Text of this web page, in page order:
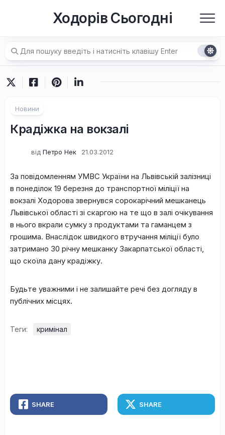
Ходорів Сьогодні
Новини
Крадіжка на вокзалі
від Петро Нек 21.03.2012
За повідомленням УМВС України на Львівській залізниці
в понеділок 19 березня до транспортної міліції на
вокзалі Ходорова звернувся сорокарічний мешканець
Львівської області зі скаргою на те що в залі очікування
в нього вкрали сумку з продуктами та гаманцем з
грошима. Внаслідок швидкого втручання міліції було
затримано 30 річну мешканку Закарпатської області,
що скоїла дану крадіжку.
Будьте уважними і не залишайте речі без догляду в
публічних місцях.
Теги: кримінал
SHARE SHARE